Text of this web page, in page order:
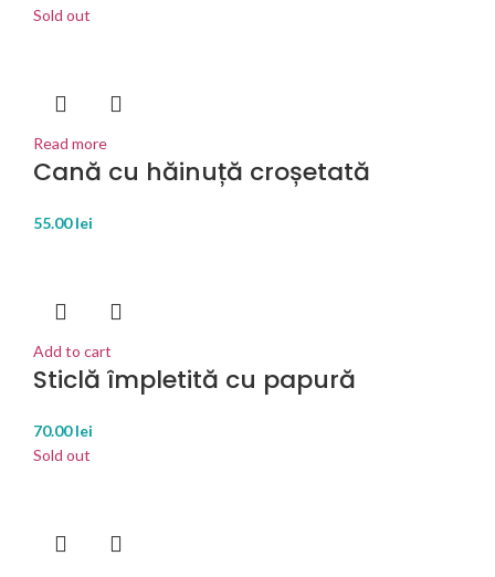
Sold out
Read more
Cană cu hăinuță croșetată
55.00lei
Add to cart
Sticlă împletită cu papură
70.00lei
Sold out